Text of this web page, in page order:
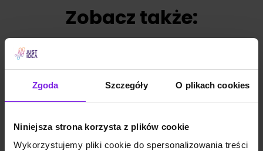
Zgoda Szczegóły O plikach cookies
Niniejsza strona korzysta z plików cookie
Wykorzystujemy pliki cookie do spersonalizowania treści
Zobacz także: